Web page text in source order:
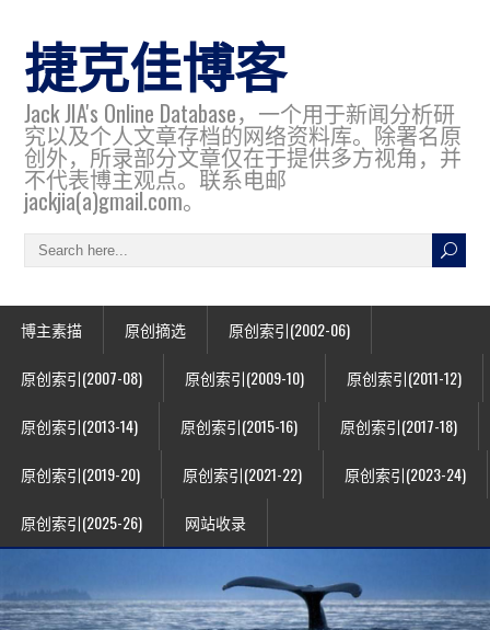
捷克佳博客
Jack JIA's Online Database，一个用于新闻分析研
究以及个人文章存档的网络资料库。除署名原
创外，所录部分文章仅在于提供多方视角，并
不代表博主观点。联系电邮
jackjia(a)gmail.com。
博主素描 原创摘选 原创索引(2002-06)
原创索引(2007-08) 原创索引(2009-10) 原创索引(2011-12)
原创索引(2013-14) 原创索引(2015-16) 原创索引(2017-18)
原创索引(2019-20) 原创索引(2021-22) 原创索引(2023-24)
原创索引(2025-26) 网站收录